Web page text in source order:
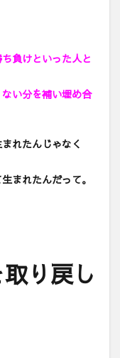
負けといった人と
い分を補い埋め合
れたんじゃなく
まれたんだって。
り戻し